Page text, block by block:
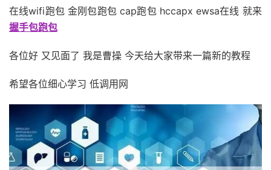
在线wifi跑包 金刚包跑包 cap跑包 hccapx ewsa在线 就来
握手包跑包
各位好 又见面了 我是曹操 今天给大家带来一篇新的教程
希望各位细心学习 低调用网